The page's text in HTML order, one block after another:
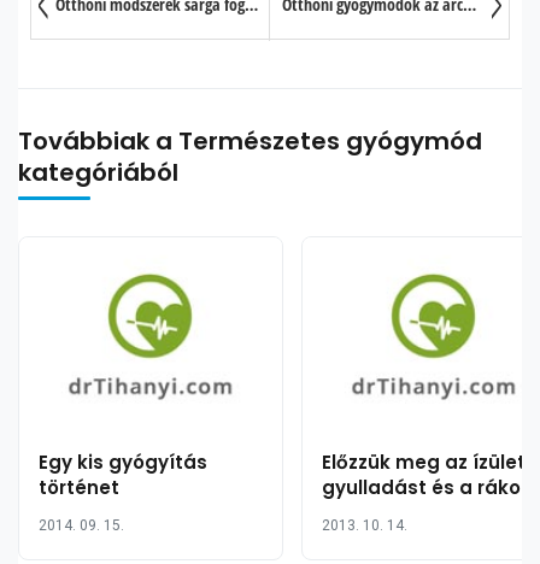
Továbbiak a Természetes gyógymód
kategóriából
Egy kis gyógyítás
történet
2014. 09. 15.
Előzzük meg az ízületi
gyulladást és a rákot
2013. 10. 14.